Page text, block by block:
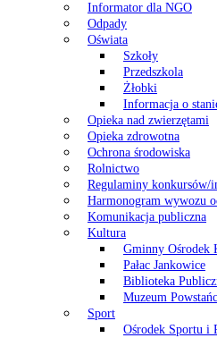
Informator dla NGO
Odpady
Oświata
Szkoły
Przedszkola
Żłobki
Informacja o
Opieka nad zwierzętami
Opieka zdrowotna
Ochrona środowiska
Rolnictwo
Regulaminy konkursów/
Harmonogram wywozu
Komunikacja publiczna
Kultura
Gminny
Pałac Jankowice
Biblioteka
Muzeum
Sport
Ośrodek Sportu i